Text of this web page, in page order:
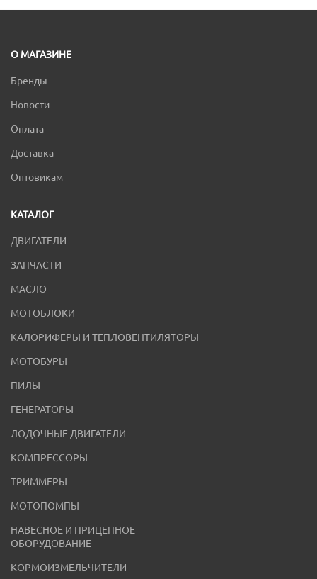
О МАГАЗИНЕ
Бренды
Новости
Оплата
Доставка
Оптовикам
КАТАЛОГ
ДВИГАТЕЛИ
ЗАПЧАСТИ
МАСЛО
МОТОБЛОКИ
КАЛОРИФЕРЫ И ТЕПЛОВЕНТИЛЯТОРЫ
МОТОБУРЫ
ПИЛЫ
ГЕНЕРАТОРЫ
ЛОДОЧНЫЕ ДВИГАТЕЛИ
КОМПРЕССОРЫ
ТРИММЕРЫ
МОТОПОМПЫ
НАВЕСНОЕ И ПРИЦЕПНОЕ
ОБОРУДОВАНИЕ
КОРМОИЗМЕЛЬЧИТЕЛИ